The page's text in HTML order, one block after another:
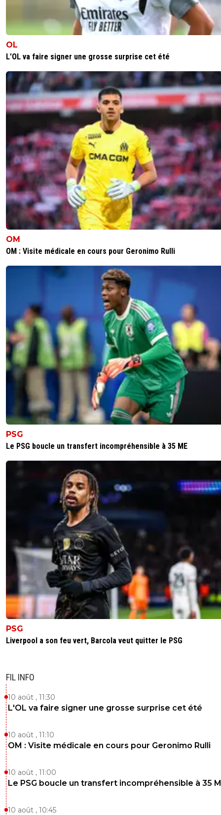
OL
L'OL va faire signer une grosse surprise cet été
OM
OM : Visite médicale en cours pour Geronimo Rulli
PSG
Le PSG boucle un transfert incompréhensible à 35 ME
PSG
Liverpool a son feu vert, Barcola veut quitter le PSG
FIL INFO
10 août , 11:30
L'OL va faire signer une grosse surprise cet été
10 août , 11:10
OM : Visite médicale en cours pour Geronimo Rulli
10 août , 11:00
Le PSG boucle un transfert incompréhensible à 35
10 août , 10:45